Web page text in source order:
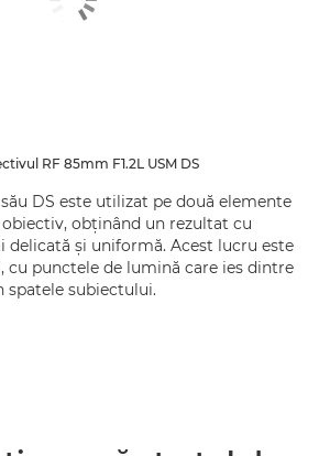
RF 85mm F1.2L USM DS
DS este utilizat pe două elemente
obţinând un rezultat cu
delicată şi uniformă. Acest lucru este
cu punctele de lumină care ies dintre
subiectului.